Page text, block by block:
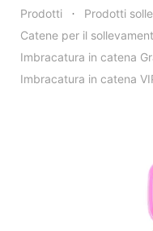
Prodotti • Prodotti
Catene per il
Imbracatura in catena
Imbracatura in catena